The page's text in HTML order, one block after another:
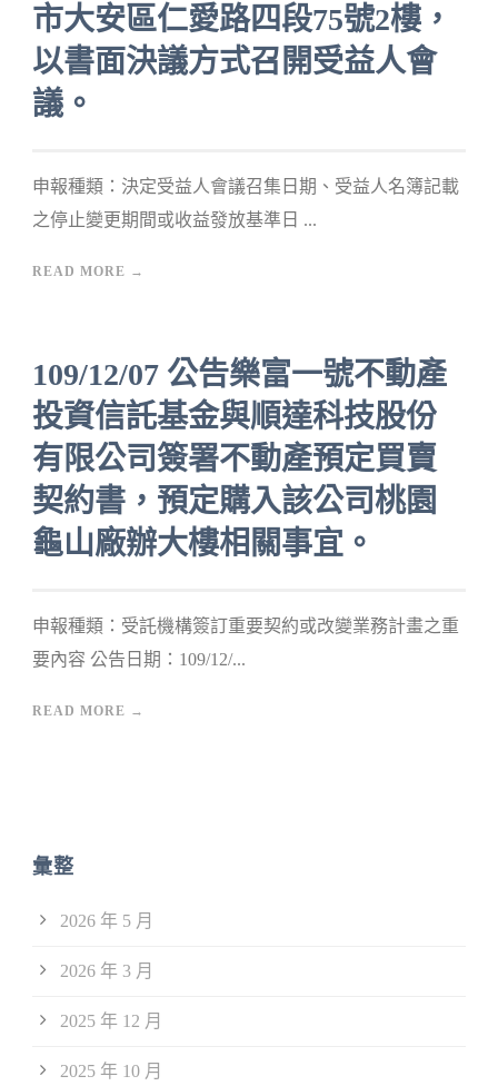
市大安區仁愛路四段75號2樓，
以書面決議方式召開受益人會
議。
申報種類：決定受益人會議召集日期、受益人名簿記載
之停止變更期間或收益發放基準日 ...
READ MORE →
109/12/07 公告樂富一號不動產
投資信託基金與順達科技股份
有限公司簽署不動產預定買賣
契約書，預定購入該公司桃園
龜山廠辦大樓相關事宜。
申報種類：受託機構簽訂重要契約或改變業務計畫之重
要內容 公告日期：109/12/...
READ MORE →
彙整
2026 年 5 月
2026 年 3 月
2025 年 12 月
2025 年 10 月